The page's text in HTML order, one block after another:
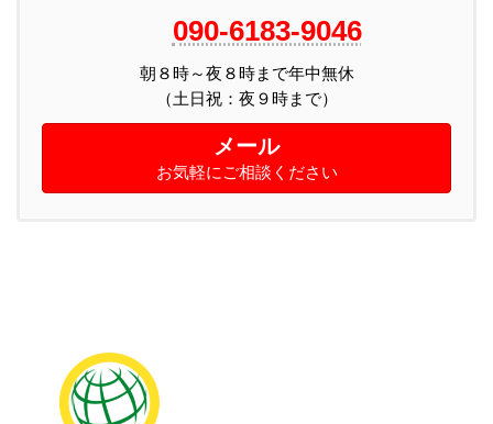
090-6183-9046
朝８時～夜８時まで年中無休
メール
お気軽にご相談ください